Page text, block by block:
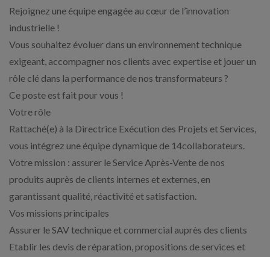
Rejoignez une équipe engagée au cœur de l’innovation
industrielle !
Vous souhaitez évoluer dans un environnement technique
exigeant, accompagner nos clients avec expertise et jouer un
rôle clé dans la performance de nos transformateurs ?
Ce poste est fait pour vous !
Votre rôle
Rattaché(e) à la Directrice Exécution des Projets et Services,
vous intégrez une équipe dynamique de 14collaborateurs.
Votre mission : assurer le Service Après-Vente de nos
produits auprès de clients internes et externes, en
garantissant qualité, réactivité et satisfaction.
Vos missions principales
Assurer le SAV technique et commercial auprès des clients
Etablir les devis de réparation, propositions de services et